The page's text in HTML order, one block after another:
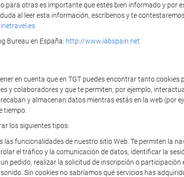
otras es importante que estés bien informado y por
al leer esta información, escríbenos y te
Bureau en España: http://www.iabspain.net
en cuenta que en TGT puedes encontrar tanto cookies
y colaboradores y que te permiten, por ejemplo,
y almacenan datos mientras estás en la web (por
tiempo.
los siguientes tipos:
funcionalidades de nuestro sitio Web. Te permiten la
el tráfico y la comunicación de datos, identificar la
pedido, realizar la solicitud de inscripción o participación
Sin cookies no sabríamos qué servicios has